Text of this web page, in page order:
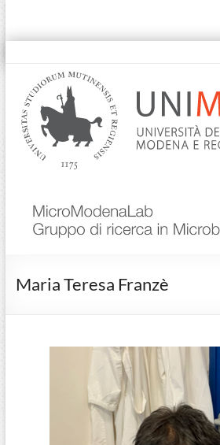
MicroModenaLab
Maria Teresa Franzè